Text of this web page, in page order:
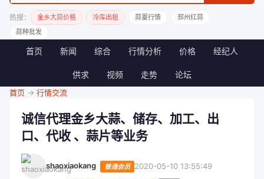
热搜： 金乡大蒜价格 冷库出租 蒜薹行情
邳州红蒜
蒜种批发
首页 新闻 综合 行情分析 价格 经纪人
供求 视频 走势 论坛
首页 -> 行情交流
诚信代理金乡大蒜、储存、加工、出
口、代收 、蒜片等业务
shaoxiaokang 普通会员 2020-05-10 13:55:49